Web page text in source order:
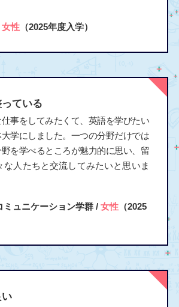
女性（2025年度入学）
ている
事をしてみたくて、英語を学びたい
学にしました。一つの分野だけでは
を学べるところが魅力的に思い、留
な人たちと交流してみたいと思いま
ミュニケーション学群 / 女性（2025